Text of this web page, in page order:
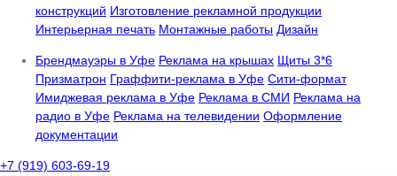
конструкций Изготовление рекламной продукции
Интерьерная печать Монтажные работы Дизайн
Брендмауэры в Уфе Реклама на крышах Щиты 3*6
Призматрон Граффити-реклама в Уфе Сити-формат
Имиджевая реклама в Уфе Реклама в СМИ Реклама на
радио в Уфе Реклама на телевидении Оформление
документации
+7 (919) 603-69-19